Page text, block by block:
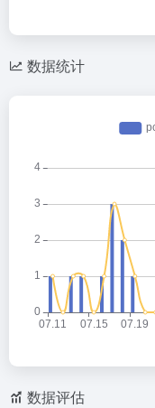
数据统计
数据评估